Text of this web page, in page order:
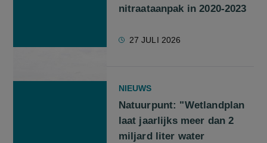
nitraataanpak in 2020-2023
27 JULI 2026
NIEUWS
Natuurpunt: "Wetlandplan
laat jaarlijks meer dan 2
miljard liter water